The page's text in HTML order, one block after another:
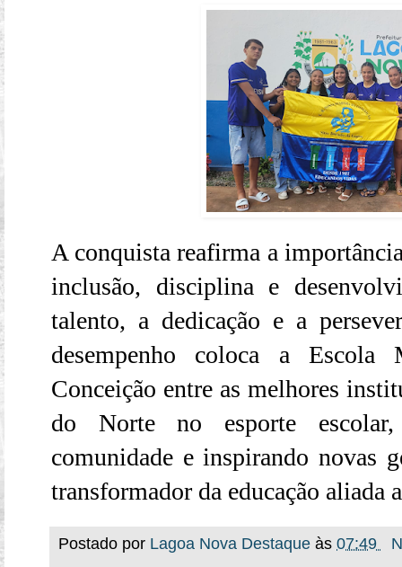
A conquista reafirma a
inclusão, disciplina e
talento, a dedicação e a
desempenho coloca a Escola
Conceição entre as melhores
do Norte no esporte
comunidade e inspirando novas
transformador da educação aliada
Postado por Lagoa Nova Destaque às 07:49